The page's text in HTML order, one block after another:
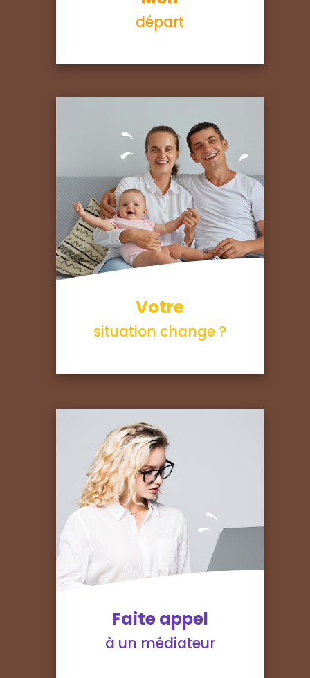
départ
Votre
situation change ?
Faite appel
à un médiateur